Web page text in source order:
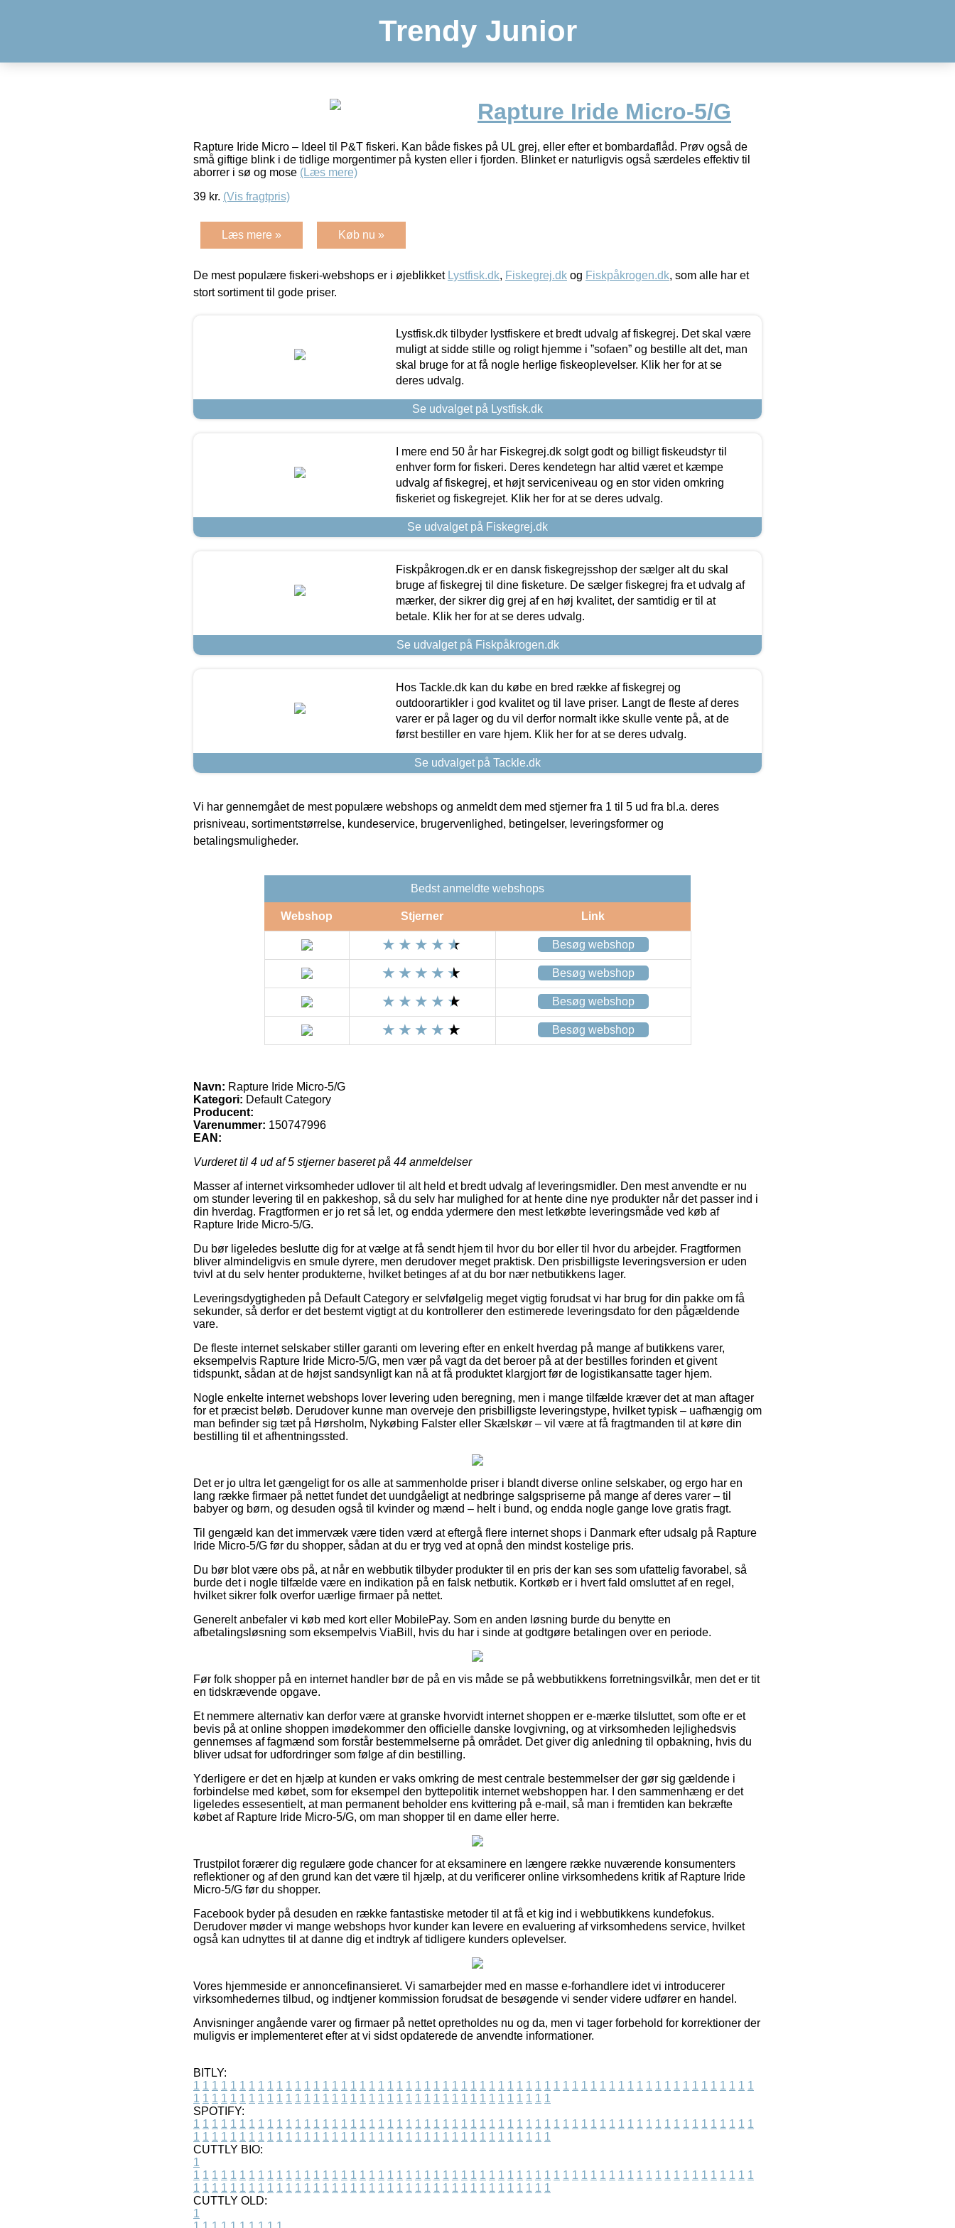
Trendy Junior
Rapture Iride Micro-5/G
Rapture Iride Micro – Ideel til P&T fiskeri. Kan både fiskes på UL grej, eller efter et bombardaflåd. Prøv også de
små giftige blink i de tidlige morgentimer på kysten eller i fjorden. Blinket er naturligvis også særdeles effektiv til
aborrer i sø og mose (Læs mere)
39 kr. (Vis fragtpris)
Læs mere » Køb nu »
De mest populære fiskeri-webshops er i øjeblikket Lystfisk.dk, Fiskegrej.dk og Fiskpåkrogen.dk, som alle har et
stort sortiment til gode priser.
Lystfisk.dk tilbyder lystfiskere et bredt udvalg af fiskegrej. Det skal være
muligt at sidde stille og roligt hjemme i ”sofaen” og bestille alt det, man
skal bruge for at få nogle herlige fiskeoplevelser. Klik her for at se
deres udvalg.
Se udvalget på Lystfisk.dk
I mere end 50 år har Fiskegrej.dk solgt godt og billigt fiskeudstyr til
enhver form for fiskeri. Deres kendetegn har altid været et kæmpe
udvalg af fiskegrej, et højt serviceniveau og en stor viden omkring
fiskeriet og fiskegrejet. Klik her for at se deres udvalg.
Se udvalget på Fiskegrej.dk
Fiskpåkrogen.dk er en dansk fiskegrejsshop der sælger alt du skal
bruge af fiskegrej til dine fisketure. De sælger fiskegrej fra et udvalg af
mærker, der sikrer dig grej af en høj kvalitet, der samtidig er til at
betale. Klik her for at se deres udvalg.
Se udvalget på Fiskpåkrogen.dk
Hos Tackle.dk kan du købe en bred række af fiskegrej og
outdoorartikler i god kvalitet og til lave priser. Langt de fleste af deres
varer er på lager og du vil derfor normalt ikke skulle vente på, at de
først bestiller en vare hjem. Klik her for at se deres udvalg.
Se udvalget på Tackle.dk
Vi har gennemgået de mest populære webshops og anmeldt dem med stjerner fra 1 til 5 ud fra bl.a. deres
prisniveau, sortimentstørrelse, kundeservice, brugervenlighed, betingelser, leveringsformer og
betalingsmuligheder.
Bedst anmeldte webshops
Webshop Stjerner Link
Besøg webshop
Besøg webshop
Besøg webshop
Besøg webshop
Navn: Rapture Iride Micro-5/G
Kategori: Default Category
Producent:
Varenummer: 150747996
EAN:
Vurderet til 4 ud af 5 stjerner baseret på 44 anmeldelser
Masser af internet virksomheder udlover til alt held et bredt udvalg af leveringsmidler. Den mest anvendte er nu
om stunder levering til en pakkeshop, så du selv har mulighed for at hente dine nye produkter når det passer ind i
din hverdag. Fragtformen er jo ret så let, og endda ydermere den mest letkøbte leveringsmåde ved køb af
Rapture Iride Micro-5/G.
Du bør ligeledes beslutte dig for at vælge at få sendt hjem til hvor du bor eller til hvor du arbejder. Fragtformen
bliver almindeligvis en smule dyrere, men derudover meget praktisk. Den prisbilligste leveringsversion er uden
tvivl at du selv henter produkterne, hvilket betinges af at du bor nær netbutikkens lager.
Leveringsdygtigheden på Default Category er selvfølgelig meget vigtig forudsat vi har brug for din pakke om få
sekunder, så derfor er det bestemt vigtigt at du kontrollerer den estimerede leveringsdato for den pågældende
vare.
De fleste internet selskaber stiller garanti om levering efter en enkelt hverdag på mange af butikkens varer,
eksempelvis Rapture Iride Micro-5/G, men vær på vagt da det beroer på at der bestilles forinden et givent
tidspunkt, sådan at de højst sandsynligt kan nå at få produktet klargjort før de logistikansatte tager hjem.
Nogle enkelte internet webshops lover levering uden beregning, men i mange tilfælde kræver det at man aftager
for et præcist beløb. Derudover kunne man overveje den prisbilligste leveringstype, hvilket typisk – uafhængig om
man befinder sig tæt på Hørsholm, Nykøbing Falster eller Skælskør – vil være at få fragtmanden til at køre din
bestilling til et afhentningssted.
Det er jo ultra let gængeligt for os alle at sammenholde priser i blandt diverse online selskaber, og ergo har en
lang række firmaer på nettet fundet det uundgåeligt at nedbringe salgspriserne på mange af deres varer – til
babyer og børn, og desuden også til kvinder og mænd – helt i bund, og endda nogle gange love gratis fragt.
Til gengæld kan det immervæk være tiden værd at eftergå flere internet shops i Danmark efter udsalg på Rapture
Iride Micro-5/G før du shopper, sådan at du er tryg ved at opnå den mindst kostelige pris.
Du bør blot være obs på, at når en webbutik tilbyder produkter til en pris der kan ses som ufattelig favorabel, så
burde det i nogle tilfælde være en indikation på en falsk netbutik. Kortkøb er i hvert fald omsluttet af en regel,
hvilket sikrer folk overfor uærlige firmaer på nettet.
Generelt anbefaler vi køb med kort eller MobilePay. Som en anden løsning burde du benytte en
afbetalingsløsning som eksempelvis ViaBill, hvis du har i sinde at godtgøre betalingen over en periode.
Før folk shopper på en internet handler bør de på en vis måde se på webbutikkens forretningsvilkår, men det er tit
en tidskrævende opgave.
Et nemmere alternativ kan derfor være at granske hvorvidt internet shoppen er e-mærke tilsluttet, som ofte er et
bevis på at online shoppen imødekommer den officielle danske lovgivning, og at virksomheden lejlighedsvis
gennemses af fagmænd som forstår bestemmelserne på området. Det giver dig anledning til opbakning, hvis du
bliver udsat for udfordringer som følge af din bestilling.
Yderligere er det en hjælp at kunden er vaks omkring de mest centrale bestemmelser der gør sig gældende i
forbindelse med købet, som for eksempel den byttepolitik internet webshoppen har. I den sammenhæng er det
ligeledes essesentielt, at man permanent beholder ens kvittering på e-mail, så man i fremtiden kan bekræfte
købet af Rapture Iride Micro-5/G, om man shopper til en dame eller herre.
Trustpilot forærer dig regulære gode chancer for at eksaminere en længere række nuværende konsumenters
reflektioner og af den grund kan det være til hjælp, at du verificerer online virksomhedens kritik af Rapture Iride
Micro-5/G før du shopper.
Facebook byder på desuden en række fantastiske metoder til at få et kig ind i webbutikkens kundefokus.
Derudover møder vi mange webshops hvor kunder kan levere en evaluering af virksomhedens service, hvilket
også kan udnyttes til at danne dig et indtryk af tidligere kunders oplevelser.
Vores hjemmeside er annoncefinansieret. Vi samarbejder med en masse e-forhandlere idet vi introducerer
virksomhedernes tilbud, og indtjener kommission forudsat de besøgende vi sender videre udfører en handel.
Anvisninger angående varer og firmaer på nettet opretholdes nu og da, men vi tager forbehold for korrektioner der
muligvis er implementeret efter at vi sidst opdaterede de anvendte informationer.
BITLY:
1 1 1 1 1 1 1 1 1 1 1 1 1 1 1 1 1 1 1 1 1 1 1 1 1 1 1 1 1 1 1 1 1 1 1 1 1 1 1 1 1 1 1 1 1 1 1 1 1 1 1 1 1 1 1 1 1 1 1 1 1
1 1 1 1 1 1 1 1 1 1 1 1 1 1 1 1 1 1 1 1 1 1 1 1 1 1 1 1 1 1 1 1 1 1 1 1 1 1 1
SPOTIFY:
1 1 1 1 1 1 1 1 1 1 1 1 1 1 1 1 1 1 1 1 1 1 1 1 1 1 1 1 1 1 1 1 1 1 1 1 1 1 1 1 1 1 1 1 1 1 1 1 1 1 1 1 1 1 1 1 1 1 1 1 1
1 1 1 1 1 1 1 1 1 1 1 1 1 1 1 1 1 1 1 1 1 1 1 1 1 1 1 1 1 1 1 1 1 1 1 1 1 1 1
CUTTLY BIO:
1
1 1 1 1 1 1 1 1 1 1 1 1 1 1 1 1 1 1 1 1 1 1 1 1 1 1 1 1 1 1 1 1 1 1 1 1 1 1 1 1 1 1 1 1 1 1 1 1 1 1 1 1 1 1 1 1 1 1 1 1 1
1 1 1 1 1 1 1 1 1 1 1 1 1 1 1 1 1 1 1 1 1 1 1 1 1 1 1 1 1 1 1 1 1 1 1 1 1 1 1
CUTTLY OLD:
1